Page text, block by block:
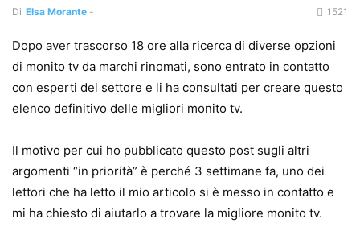
Di Elsa Morante - 1521
Dopo aver trascorso 18 ore alla ricerca di diverse opzioni
di monito tv da marchi rinomati, sono entrato in contatto
con esperti del settore e li ha consultati per creare questo
elenco definitivo delle migliori monito tv.
Il motivo per cui ho pubblicato questo post sugli altri
argomenti “in priorità” è perché 3 settimane fa, uno dei
lettori che ha letto il mio articolo si è messo in contatto e
mi ha chiesto di aiutarlo a trovare la migliore monito tv.